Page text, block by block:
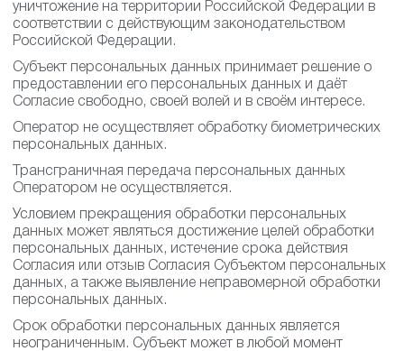
уничтожение на территории Российской Федерации в
соответствии с действующим законодательством
Российской Федерации.
Субъект персональных данных принимает решение о
предоставлении его персональных данных и даёт
Согласие свободно, своей волей и в своём интересе.
Оператор не осуществляет обработку биометрических
персональных данных.
Трансграничная передача персональных данных
Оператором не осуществляется.
Условием прекращения обработки персональных
данных может являться достижение целей обработки
персональных данных, истечение срока действия
Согласия или отзыв Согласия Субъектом персональных
данных, а также выявление неправомерной обработки
персональных данных.
Срок обработки персональных данных является
неограниченным. Субъект может в любой момент